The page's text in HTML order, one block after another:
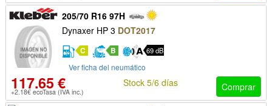
205/70 R16 97H
Dynaxer HP 3 DOT2017
C B 69 dB
Ver ficha del neumático
117.65 €
+2.18€ ecoTasa (IVA inc.) Comprar
Stock 5/6 días